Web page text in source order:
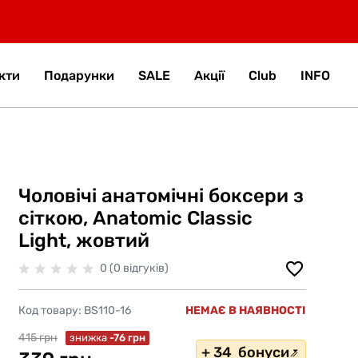
Подарунки SALE Акції Club INFO
Чоловічі анатомічні боксери з
сіткою, Anatomic Classic
Light, жовтий
0 (0 відгуків)
Код товару: BS110-16
НЕМАЄ В НАЯВНОСТІ
415 грн
знижка -76 грн
+ 34 бонуси